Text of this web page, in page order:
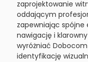
zaprojektowanie
oddającym
zapewniając
nawigację i
wyróżniać
identyfikację